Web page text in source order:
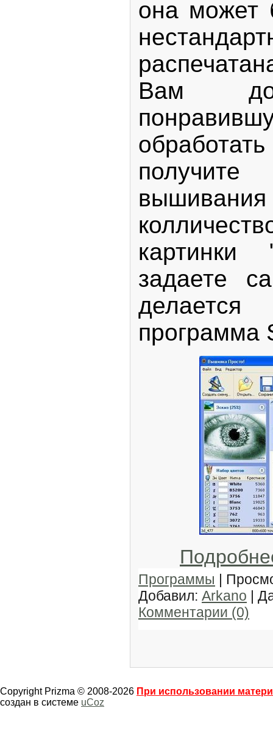
она может
Вам
вышивания
задаете
программа
Программы |
Добавил: Arkano |
Комментарии (0)
Copyright Prizma © 2008-2026 При использовании
создан в системе uCoz